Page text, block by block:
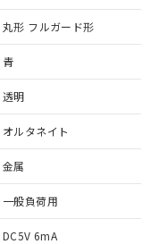
丸形 フルガード形
青
透明
オルタネイト
金属
一般負荷用
DC5V 6mA